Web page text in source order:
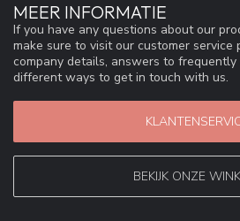
MEER INFORMATIE
If you have any questions about our
make sure to visit our customer service
company details, answers to
different ways to get in touch with us.
BEKIJK ONZE